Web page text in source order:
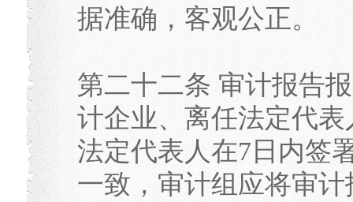
据准确，客观公正。
第二十二条 审计报告
计企业、离任法定代
法定代表人在7日内签
一致，审计组应将审